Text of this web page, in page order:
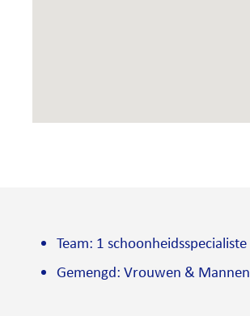
Team: 1 schoonheidsspecialiste
Gemengd: Vrouwen & Mannen